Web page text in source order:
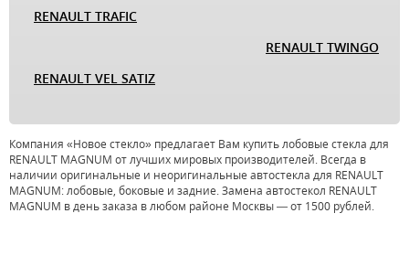
RENAULT TRAFIC
RENAULT TWINGO
RENAULT VEL SATIZ
Компания «Новое стекло» предлагает Вам купить лобовые стекла для
RENAULT MAGNUM от лучших мировых производителей. Всегда в
наличии оригинальные и неоригинальные автостекла для RENAULT
MAGNUM: лобовые, боковые и задние. Замена автостекол RENAULT
MAGNUM в день заказа в любом районе Москвы — от 1500 рублей.